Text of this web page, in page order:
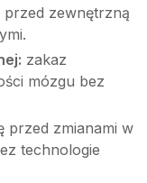
zewnętrzną
zakaz
mózgu bez
przed zmianami w
technologie